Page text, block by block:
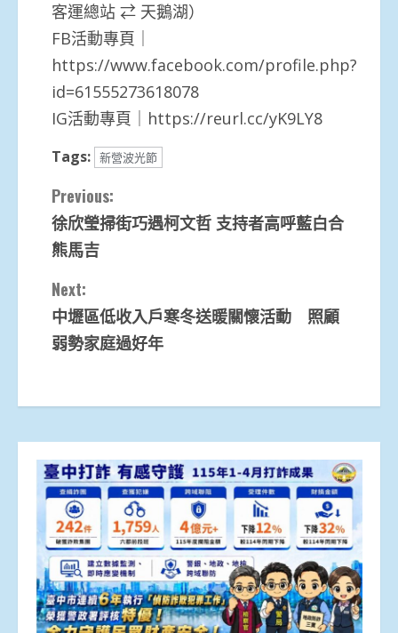
客運總站 ⇄ 天鵝湖）
FB活動專頁｜
https://www.facebook.com/profile.php?
id=61555273618078
IG活動專頁｜https://reurl.cc/yK9LY8
Tags: 新營波光節
Continue
Reading
Previous:
徐欣瑩掃街巧遇柯文哲 支持者高呼藍白合
熊馬吉
Next:
中壢區低收入戶寒冬送暖關懷活動 照顧
弱勢家庭過好年